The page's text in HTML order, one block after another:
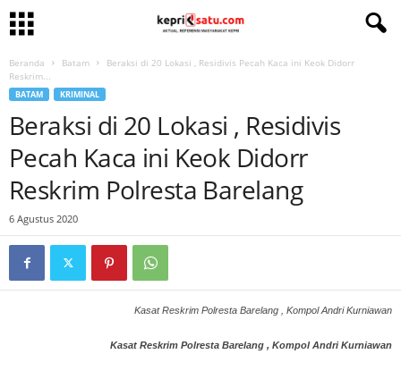
Beranda Batam
Beraksi di 20 Lokasi , Residivis Pecah Kaca ini Keok Didorr
Reskrim...
BATAM KRIMINAL
Beraksi di 20 Lokasi , Residivis
Pecah Kaca ini Keok Didorr
Reskrim Polresta Barelang
6 Agustus 2020
Kasat Reskrim Polresta Barelang , Kompol Andri Kurniawan
Kasat Reskrim Polresta Barelang , Kompol Andri Kurniawan